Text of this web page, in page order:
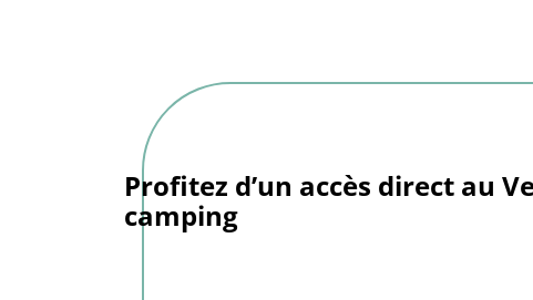
Profitez d’un accès direct au
camping